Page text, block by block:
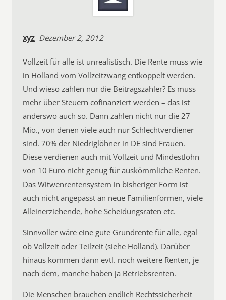
xyz Dezember 2, 2012
Vollzeit für alle ist unrealistisch. Die Rente muss wie
in Holland vom Vollzeitzwang entkoppelt werden.
Und wieso zahlen nur die Beitragszahler? Es muss
mehr über Steuern cofinanziert werden – das ist
anderswo auch so. Dann zahlen nicht nur die 27
Mio., von denen viele auch nur Schlechtverdiener
sind. 70% der Niedriglöhner in DE sind Frauen.
Diese verdienen auch mit Vollzeit und Mindestlohn
von 10 Euro nicht genug für auskömmliche Renten.
Das Witwenrentensystem in bisheriger Form ist
auch nicht angepasst an neue Familienformen, viele
Alleinerziehende, hohe Scheidungsraten etc.
Sinnvoller wäre eine gute Grundrente für alle, egal
ob Vollzeit oder Teilzeit (siehe Holland). Darüber
hinaus kommen dann evtl. noch weitere Renten, je
nach dem, manche haben ja Betriebsrenten.
Die Menschen brauchen endlich Rechtssicherheit